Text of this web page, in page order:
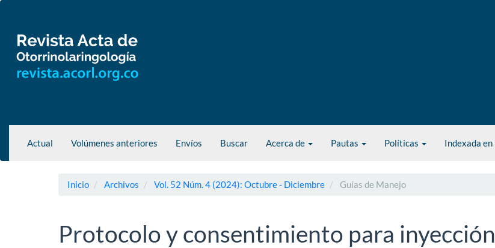
principal
Barra
lateral
Actual Volúmenes anteriores Envíos Buscar Acerca de Pautas Políticas Indexada en
Inicio Archivos Vol. 52 Núm. 4 (2024): Octubre - Diciembre Guías de Manejo
Protocolo y consentimiento para inyección